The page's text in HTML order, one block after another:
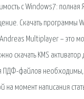
с Windows7:
Скачать программы
Multiplayer – это
скачать KMS
ПДФ-файлов необходимы,
на момент написания